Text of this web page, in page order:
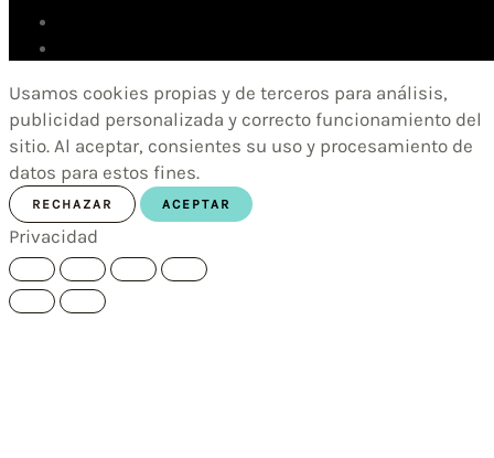
Usamos cookies propias y de terceros para análisis,
publicidad personalizada y correcto funcionamiento del
sitio. Al aceptar, consientes su uso y procesamiento de
datos para estos fines.
RECHAZAR ACEPTAR
Privacidad